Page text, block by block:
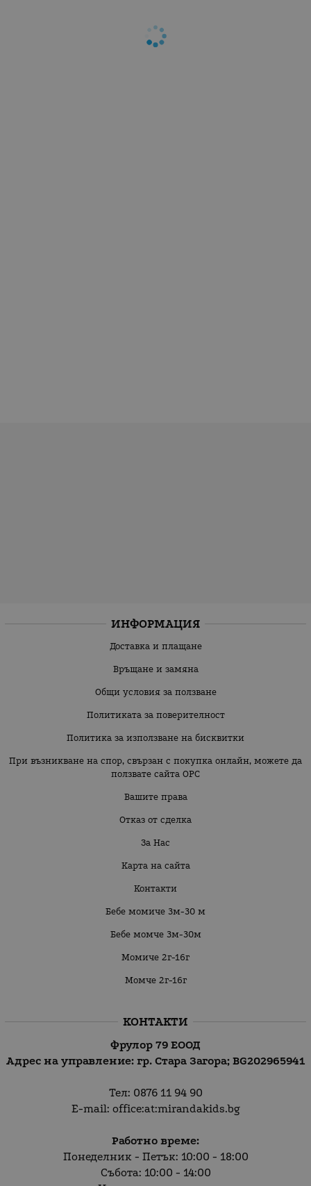
ИНФОРМАЦИЯ
Доставка и плащане
Връщане и замяна
Общи условия за ползване
Политиката за поверителност
Политика за използване на бисквитки
При възникване на спор, свързан с покупка онлайн, можете да
ползвате сайта ОРС
Вашите права
Отказ от сделка
За Нас
Карта на сайта
Контакти
Бебе момиче 3м-30 м
Бебе момче 3м-30м
Момиче 2г-16г
Момче 2г-16г
КОНТАКТИ
Фрулор 79 ЕООД
Адрес на управление: гр. Стара Загора; BG202965941
Тел: 0876 11 94 90
E-mail: office:at:mirandakids.bg
Работно време:
Понеделник - Петък: 10:00 - 18:00
Събота: 10:00 - 14:00